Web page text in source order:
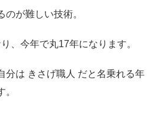
が難しい技術。
、今年で丸17年になります。
分は きさげ職人 だと名乗れる年